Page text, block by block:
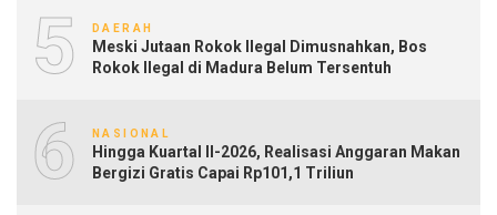
5 DAERAH
Meski Jutaan Rokok Ilegal Dimusnahkan, Bos
Rokok Ilegal di Madura Belum Tersentuh
6 NASIONAL
Hingga Kuartal II-2026, Realisasi Anggaran Makan
Bergizi Gratis Capai Rp101,1 Triliun